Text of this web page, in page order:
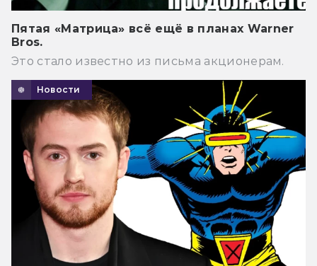
Пятая «Матрица» всё ещё в планах Warner
Bros.
Это стало известно из письма акционерам.
Новости